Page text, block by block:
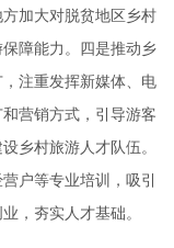
加大对脱贫地区乡村
障能力。四是推动乡
注重发挥新媒体、电
营销方式，引导游客
乡村旅游人才队伍。
户等专业培训，吸引
，夯实人才基础。